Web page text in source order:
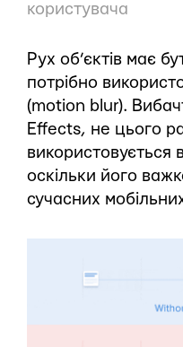
користувача
Рух об’єктів має
потрібно
(motion blur).
Effects, не цього
використовується
оскільки його
сучасних